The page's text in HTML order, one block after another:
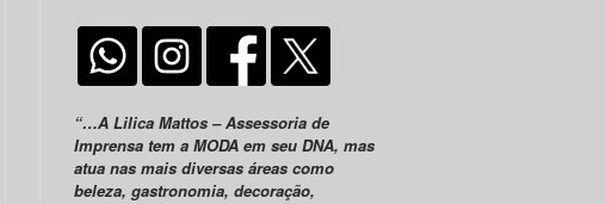
“…A Lilica Mattos – Assessoria de
Imprensa tem a MODA em seu DNA, mas
atua nas mais diversas áreas como
beleza, gastronomia, decoração,